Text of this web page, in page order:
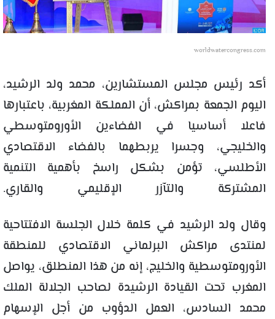
worldwatercongress.com
أكد رئيس مجلس المستشارين، محمد ولد الرشيد،
اليوم الجمعة بمراكش، أن المملكة المغربية، باعتبارها
فاعلا أساسيا في الفضاءين الأورومتوسطي
والخليجي، وجسرا يربطهما بالفضاء الاقتصادي
الأطلسي، تؤمن بشكل راسخ بأهمية التنمية
المشتركة والتآزر الإقليمي والقاري.
وقال ولد الرشيد في كلمة خلال الجلسة الافتتاحية
لمنتدى مراكش البرلماني الاقتصادي للمنطقة
الأورومتوسطية والخليج، إنه من هذا المنطلق، يواصل
المغرب تحت القيادة الرشيدة لصاحب الجلالة الملك
محمد السادس، العمل الدؤوب من أجل الإسهام